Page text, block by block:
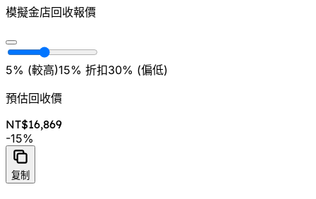
模擬金店回收報價
5% (較高)15% 折扣30% (偏低)
預估回收價
NT$16,869
-15%
复制